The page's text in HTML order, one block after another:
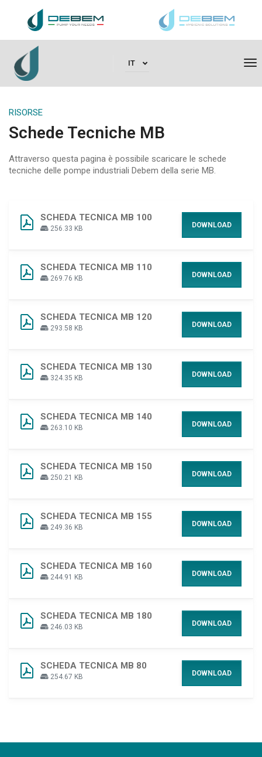
IT
RISORSE
Schede Tecniche MB
Attraverso questa pagina è possibile scaricare le schede
tecniche delle pompe industriali Debem della serie MB.
SCHEDA TECNICA MB 100
256.33 KB DOWNLOAD
SCHEDA TECNICA MB 110
269.76 KB DOWNLOAD
SCHEDA TECNICA MB 120
293.58 KB DOWNLOAD
SCHEDA TECNICA MB 130
324.35 KB DOWNLOAD
SCHEDA TECNICA MB 140
263.10 KB DOWNLOAD
SCHEDA TECNICA MB 150
250.21 KB DOWNLOAD
SCHEDA TECNICA MB 155
249.36 KB DOWNLOAD
SCHEDA TECNICA MB 160
244.91 KB DOWNLOAD
SCHEDA TECNICA MB 180
246.03 KB DOWNLOAD
SCHEDA TECNICA MB 80
254.67 KB DOWNLOAD